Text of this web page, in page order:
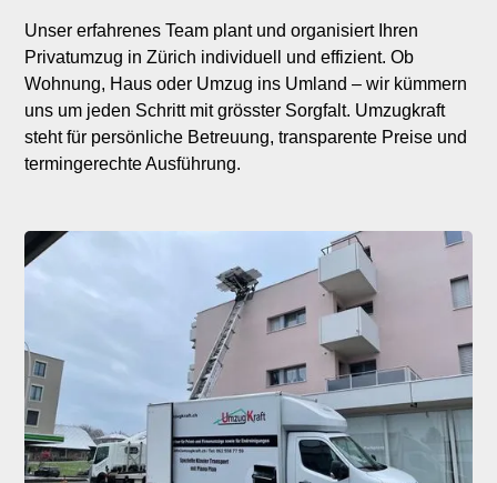
Unser erfahrenes Team plant und organisiert Ihren
Privatumzug in Zürich individuell und effizient. Ob
Wohnung, Haus oder Umzug ins Umland – wir kümmern
uns um jeden Schritt mit grösster Sorgfalt. Umzugkraft
steht für persönliche Betreuung, transparente Preise und
termingerechte Ausführung.